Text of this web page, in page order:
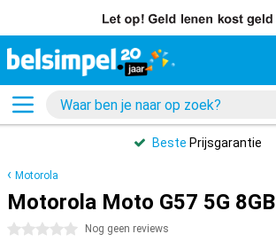
Beste Prijsgarantie
Motorola
Motorola Moto G57 5G 8GB
0 sterren Nog geen reviews